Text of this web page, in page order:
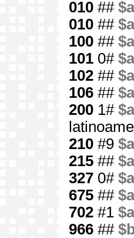
010 ## $a
010 ## $a
100 ## $a
101 0# $a
102 ## $a
106 ## $a
200 1# $a
210 #9 $a
215 ## $a
327 0# $a
675 ## $a
702 #1 $a
966 ##